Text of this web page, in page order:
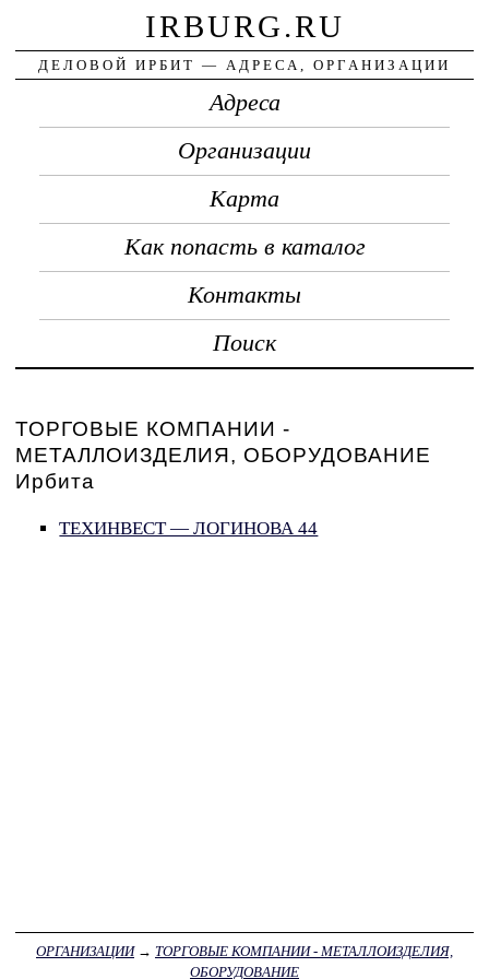
IRBURG.RU
ДЕЛОВОЙ ИРБИТ — АДРЕСА, ОРГАНИЗАЦИИ
Адреса
Организации
Карта
Как попасть в каталог
Контакты
Поиск
ТОРГОВЫЕ КОМПАНИИ -
МЕТАЛЛОИЗДЕЛИЯ, ОБОРУДОВАНИЕ
Ирбита
ТЕХИНВЕСТ — ЛОГИНОВА 44
ОРГАНИЗАЦИИ→ ТОРГОВЫЕ КОМПАНИИ - МЕТАЛЛОИЗДЕЛИЯ,
ОБОРУДОВАНИЕ